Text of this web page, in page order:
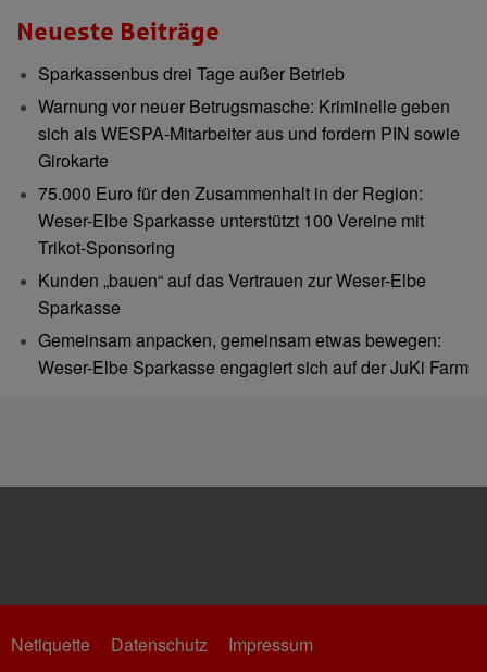
Neueste Beiträge
Sparkassenbus drei Tage außer Betrieb
Warnung vor neuer Betrugsmasche: Kriminelle geben
sich als WESPA-Mitarbeiter aus und fordern PIN sowie
Girokarte
75.000 Euro für den Zusammenhalt in der Region:
Weser-Elbe Sparkasse unterstützt 100 Vereine mit
Trikot-Sponsoring
Kunden „bauen“ auf das Vertrauen zur Weser-Elbe
Sparkasse
Gemeinsam anpacken, gemeinsam etwas bewegen:
Weser-Elbe Sparkasse engagiert sich auf der JuKi Farm
Netiquette Datenschutz Impressum